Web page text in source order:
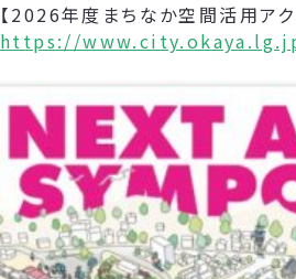
【2026年度まちなか空間活用ア
https://